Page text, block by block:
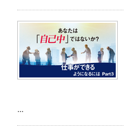
...